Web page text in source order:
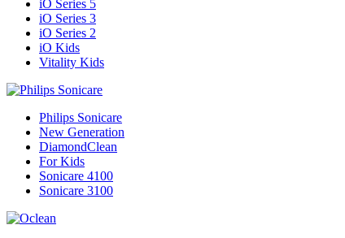
iO Series 5
iO Series 3
iO Series 2
iO Kids
Vitality Kids
Philips Sonicare
New Generation
DiamondClean
For Kids
Sonicare 4100
Sonicare 3100